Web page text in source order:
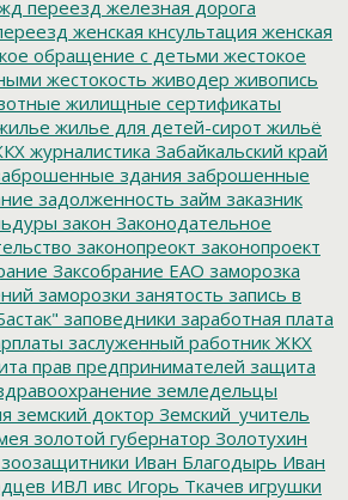
переезд железная дорога
женская кнсультация женская
обращение с детьми жестокое
жестокость живодер живопись
жилищные сертификаты
жилье для детей-сирот жильё
журналистика Забайкальский край
здания заброшенные
задолженность займ заказник
закон Законодательное
законопреокт законопроект
Заксобрание ЕАО заморозка
заморозки занятость запись в
заповедники заработная плата
заслуженный работник ЖКХ
прав предпринимателей защита
земледельцы
земский доктор Земский_учитель
золотой губернатор Золотухин
зоозащитники Иван Благодырь Иван
ИВЛ ивс Игорь Ткачев игрушки